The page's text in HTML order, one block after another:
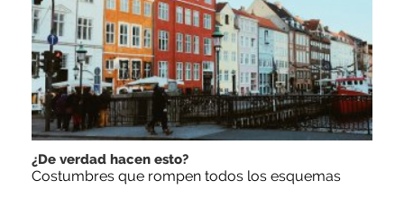
¿De verdad hacen esto?
Costumbres que rompen todos los esquemas